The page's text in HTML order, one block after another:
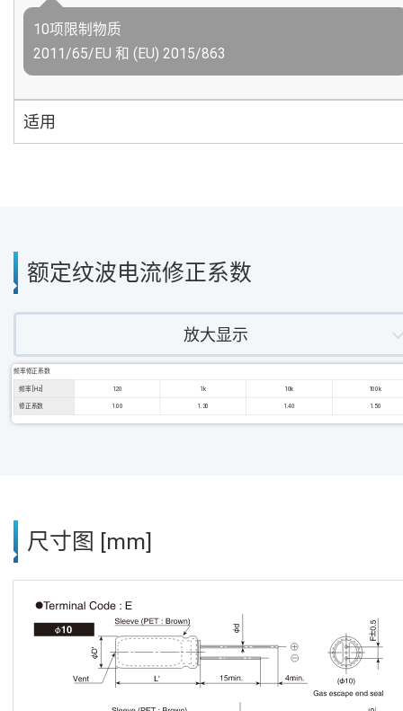
10项限制物质
2011/65/EU 和 (EU) 2015/863
适用
额定纹波电流修正系数
放大显示
频率修正系数
频率 [Hz] 120 1k 10k 100k
修正系数 1.00 1.30 1.40 1.50
尺寸图 [mm]